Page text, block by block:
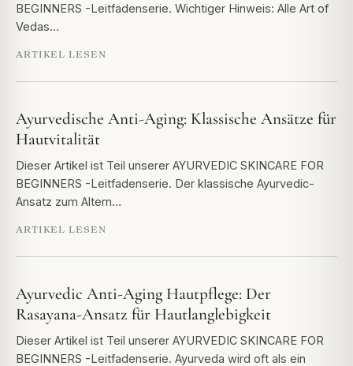
BEGINNERS -Leitfadenserie. Wichtiger Hinweis: Alle Art of
Vedas…
ARTIKEL LESEN
Ayurvedische Anti-Aging: Klassische Ansätze für
Hautvitalität
Dieser Artikel ist Teil unserer AYURVEDIC SKINCARE FOR
BEGINNERS -Leitfadenserie. Der klassische Ayurvedic-
Ansatz zum Altern…
ARTIKEL LESEN
Ayurvedic Anti-Aging Hautpflege: Der
Rasayana-Ansatz für Hautlanglebigkeit
Dieser Artikel ist Teil unserer AYURVEDIC SKINCARE FOR
BEGINNERS -Leitfadenserie. Ayurveda wird oft als ein